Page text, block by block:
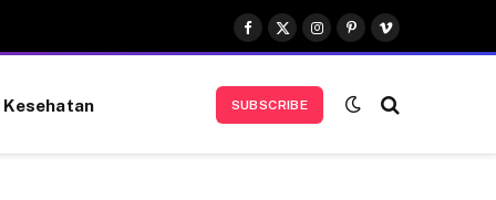
Facebook
X
(Twitter)
Instagram
Pinterest
Vimeo
Kesehatan SUBSCRIBE